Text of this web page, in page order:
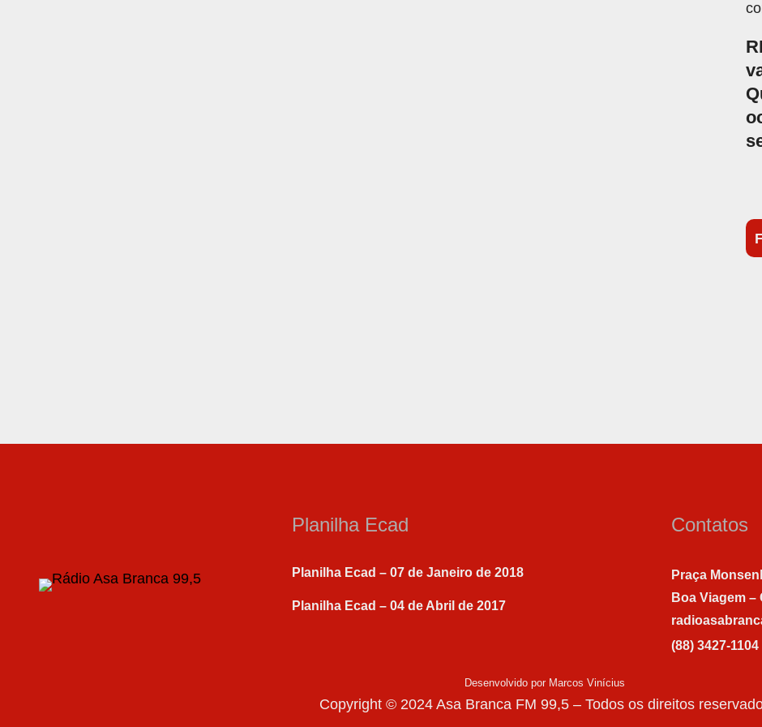
Planilha Ecad
Planilha Ecad – 07 de Janeiro de 2018
Planilha Ecad – 04 de Abril de 2017
Contatos
Praça
Boa Viagem –
(88) 3427-1104
Desenvolvido por Marcos Vinícius
Copyright © 2024 Asa Branca FM 99,5 – Todos os direitos